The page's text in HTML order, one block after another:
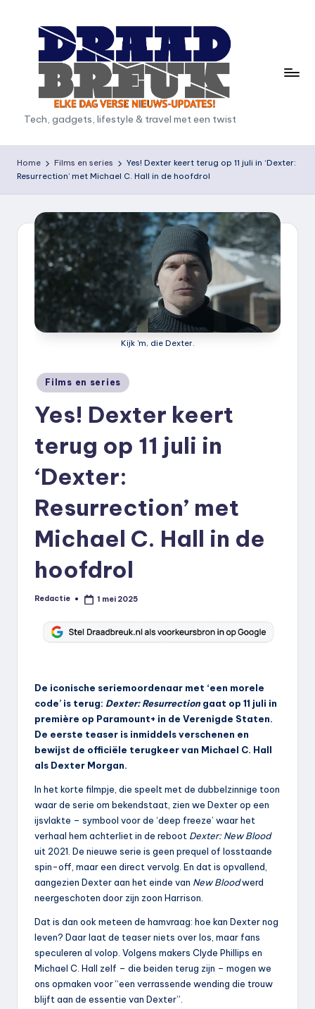
D
r
a
a
b
Tech, gadgets, lifestyle & travel met een twist
Home Films en series
Yes! Dexter keert terug op 11 juli in ‘Dexter:
Resurrection’ met Michael C. Hall in de hoofdrol
Kijk 'm, die Dexter.
Geplaatst
in
Films en series
Yes! Dexter keert
terug op 11 juli in
‘Dexter:
Resurrection’ met
Michael C. Hall in de
hoofdrol
Geplaatst
Redactie 1 mei 2025
De iconische seriemoordenaar met ‘een morele
code’ is terug: Dexter: Resurrection gaat op 11 juli in
première op Paramount+ in de Verenigde Staten.
De eerste teaser is inmiddels verschenen en
bewijst de officiële terugkeer van Michael C. Hall
als Dexter Morgan.
In het korte filmpje, die speelt met de dubbelzinnige toon
waar de serie om bekendstaat, zien we Dexter op een
ijsvlakte – symbool voor de ‘deep freeze’ waar het
verhaal hem achterliet in de reboot Dexter: New Blood
uit 2021. De nieuwe serie is geen prequel of losstaande
spin-off, maar een direct vervolg. En dat is opvallend,
aangezien Dexter aan het einde van New Bloodwerd
neergeschoten door zijn zoon Harrison.
Dat is dan ook meteen de hamvraag: hoe kan Dexter nog
leven? Daar laat de teaser niets over los, maar fans
speculeren al volop. Volgens makers Clyde Phillips en
Michael C. Hall zelf – die beiden terug zijn – mogen we
ons opmaken voor “een verrassende wending die trouw
blijft aan de essentie van Dexter”.